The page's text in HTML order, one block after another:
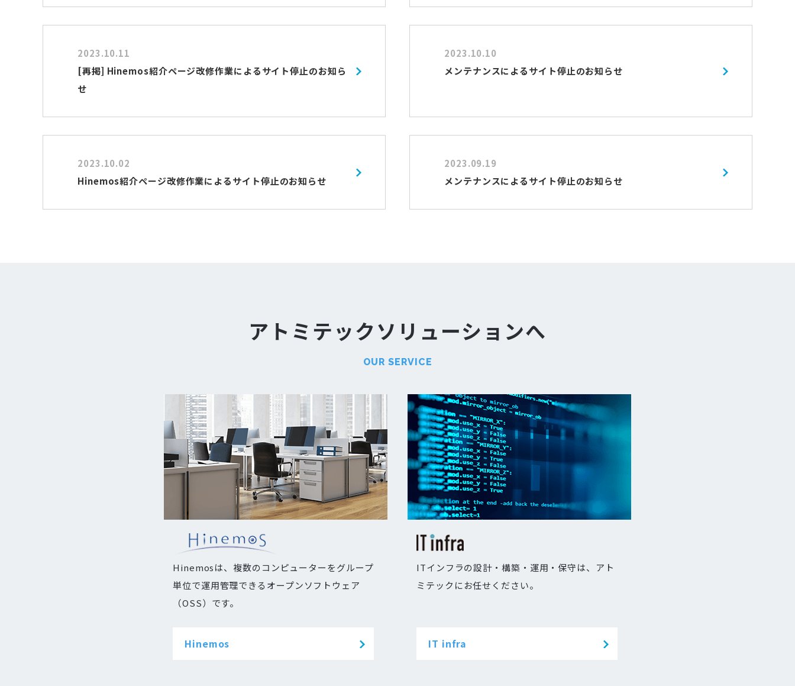
2023.10.11
[再掲] Hinemos紹介ページ改修作業によるサイト停止のお知ら
せ
2023.10.10
メンテナンスによるサイト停止のお知らせ
2023.10.02
Hinemos紹介ページ改修作業によるサイト停止のお知らせ
2023.09.19
メンテナンスによるサイト停止のお知らせ
アトミテックソリューションへ
OUR SERVICE
Hinemosは、複数のコンピューターをグループ
単位で運用管理できるオープンソフトウェア
（OSS）です。
Hinemos
ITインフラの設計・構築・運用・保守は、アト
ミテックにお任せください。
IT infra